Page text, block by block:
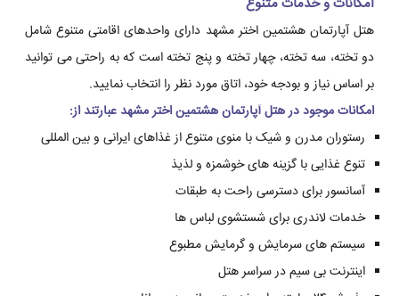
هتل آپارتمان هشتمین اختر مشهد دارای واحدهای اقامتی متنوع شامل
دو تخته، سه تخته، چهار تخته و پنج تخته است که به راحتی می توانید
بر اساس نیاز و بودجه خود، اتاق مورد نظر را انتخاب نمایید.
امکانات موجود در هتل آپارتمان هشتمین اختر مشهد عبارتند از:
رستوران مدرن و شیک با منوی متنوع از غذاهای ایرانی و بین المللی
تنوع غذایی با گزینه های خوشمزه و لذیذ
آسانسور برای دسترسی راحت به طبقات
خدمات لاندری برای شستشوی لباس ها
سیستم های سرمایش و گرمایش مطبوع
اینترنت بی سیم در سراسر هتل